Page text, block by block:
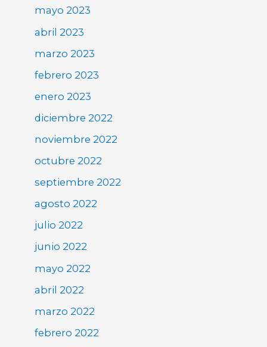
mayo 2023
abril 2023
marzo 2023
febrero 2023
enero 2023
diciembre 2022
noviembre 2022
octubre 2022
septiembre 2022
agosto 2022
julio 2022
junio 2022
mayo 2022
abril 2022
marzo 2022
febrero 2022